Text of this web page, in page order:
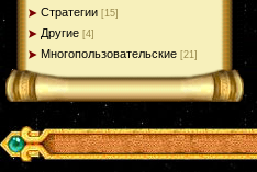
Стратегии [15]
Другие [4]
Многопользовательские [21]